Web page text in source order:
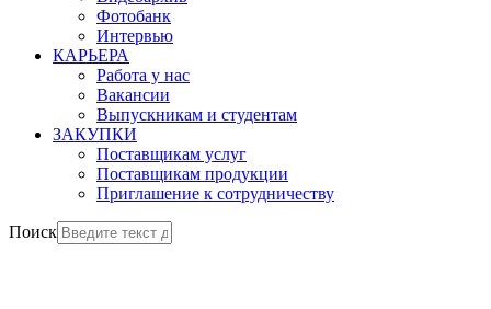
Фотобанк
Интервью
КАРЬЕРА
Работа у нас
Вакансии
Выпускникам и студентам
ЗАКУПКИ
Поставщикам услуг
Поставщикам продукции
Приглашение к сотрудничеству
Поиск